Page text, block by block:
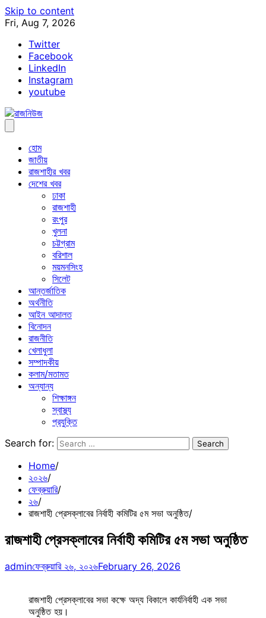
Skip to content
Fri, Aug 7, 2026
Twitter
Facebook
LinkedIn
Instagram
youtube
হোম
জাতীয়
রাজশাহীর খবর
দেশের খবর
ঢাকা
রাজশাহী
রংপুর
খুলনা
চট্টগ্রাম
বরিশাল
ময়মনসিংহ
সিলেট
আন্তর্জাতিক
অর্থনীতি
আইন আদালত
বিনোদন
রাজনীতি
খেলাধুলা
সম্পাদকীয়
কলাম/মতামত
অন্যান্য
শিক্ষাঙ্গন
স্বাস্থ্য
প্রযুক্তি
Search for:
Home
২০২৬
ফেব্রুয়ারি
২৬
রাজশাহী প্রেসক্লাবের নির্বাহী কমিটির ৫ম সভা অনুষ্ঠিত
রাজশাহী প্রেসক্লাবের নির্বাহী কমিটির ৫ম সভা অনুষ্ঠিত
adminফেব্রুয়ারি ২৬, ২০২৬February 26, 2026
রাজশাহী প্রেসক্লাবের সভা কক্ষে অদ্য বিকালে কার্যনির্বাহী এক সভা
অনুষ্ঠিত হয়।